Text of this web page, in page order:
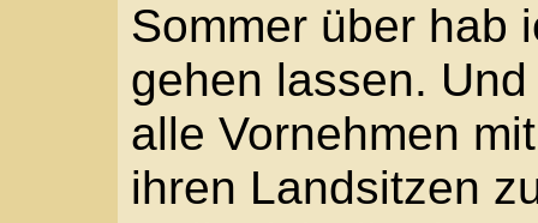
Schwellung ist viel
jetzt schon vom Knie
„Ärgere dich nicht
sah ihn aus
bist in Wahrheit viel